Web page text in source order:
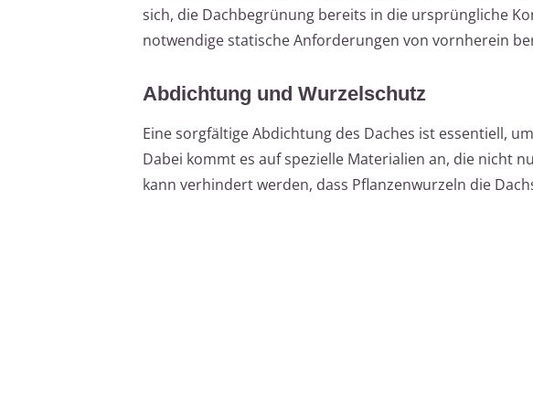
sich, die Dachbegrünung bereits in die ursprüngliche
notwendige statische Anforderungen von vornherein
Abdichtung und Wurzelschutz
Eine sorgfältige Abdichtung des Daches ist essentiell,
Dabei kommt es auf spezielle Materialien an, die nicht
kann verhindert werden, dass Pflanzenwurzeln die